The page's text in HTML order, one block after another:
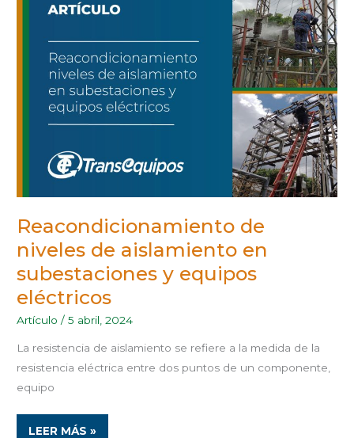
Reacondicionamiento de
niveles de aislamiento en
subestaciones y equipos
eléctricos
Artículo /5 abril, 2024
La resistencia de aislamiento se refiere a la medida de la
resistencia eléctrica entre dos puntos de un componente,
equipo
NIVELES
SUBESTACIONES
EQUIPOS
ELÉCTRICOS
LEER MÁS »